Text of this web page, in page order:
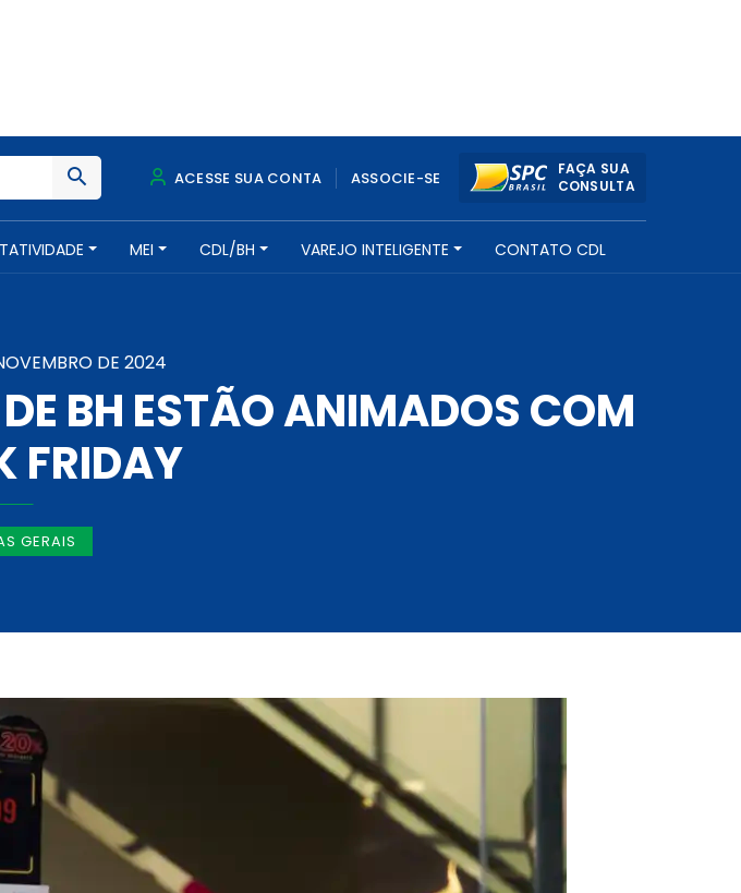
ACESSE SUA CONTA ASSOCIE-SE
FAÇA SUA
CONSULTA
MEI CDL/BH VAREJO INTELIGENTE CONTATO CDL
DE 2024
BH ESTÃO ANIMADOS COM
FRIDAY
GERAIS